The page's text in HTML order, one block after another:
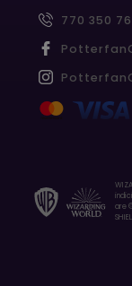
770 350
are